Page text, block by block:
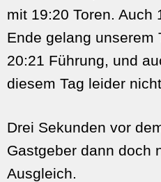
mit 19:20 Toren. Auch
Ende gelang unserem
20:21 Führung, und
diesem Tag leider
Drei Sekunden vor
Gastgeber dann doch
Ausgleich.